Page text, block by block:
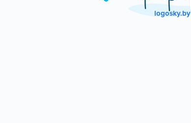
logosky.by